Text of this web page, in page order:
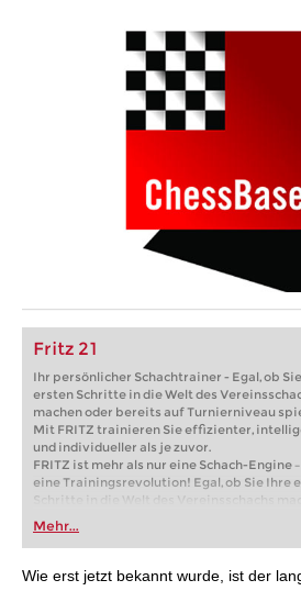
Fritz 21
Ihr persönlicher Schachtrainer - Egal, ob
ersten Schritte in die Welt des
machen oder bereits auf Turnierniveau
Mit FRITZ trainieren Sie effizienter,
und individueller als je zuvor.
FRITZ ist mehr als nur eine Schach-Engine
eine Trainingsrevolution! Egal, ob Sie Ihre
Schritte in die Welt des Vereinsschachs
oder bereits auf Turnierniveau spielen: Mit
FRITZ trainieren Sie effizienter,
individueller als je zuvor.
Mehr...
Wie erst jetzt bekannt wurde, ist der